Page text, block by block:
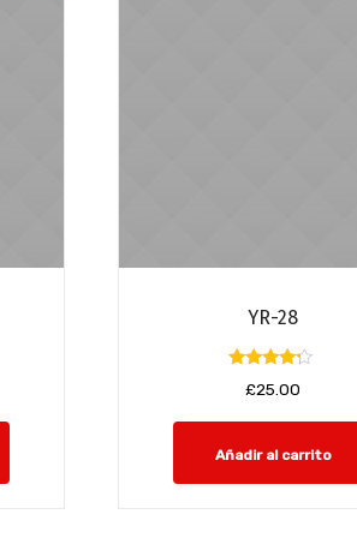
YR-28
Valorado
con
£25.00
Añadir al carrito